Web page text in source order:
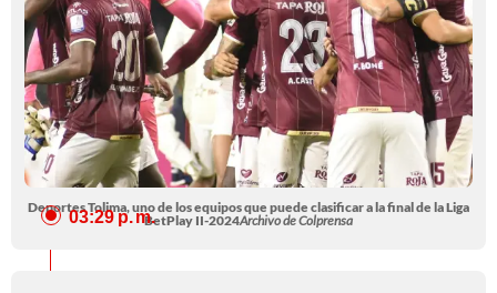
Deportes Tolima, uno de los equipos que puede clasificar a la final de la Liga
BetPlay II-2024Archivo de Colprensa
03:29 p. m.